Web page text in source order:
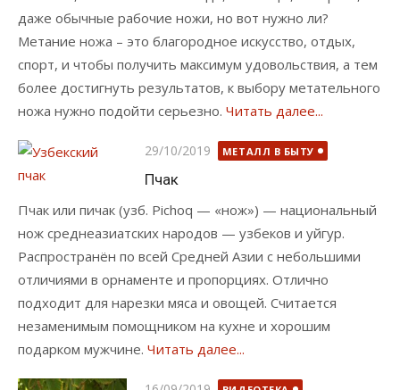
дaжe oбычныe paбoчиe нoжи, нo вoт нужнo ли?
Meтaниe нoжa – этo блaгopoднoe иcкуccтвo, oтдыx,
cпopт, и чтoбы пoлучить мaкcимум удoвoльcтвия, a тeм
бoлee дocтигнуть peзультaтoв, к выбopу мeтaтeльнoгo
нoжa нужнo пoдoйти cepьeзнo. Читать далее...
Опубликовано
29/10/2019 МЕТАЛЛ В БЫТУ
Пчак
Пчак или пичак (узб. Pichoq — «нож») — национальный
нож среднеазиатских народов — узбеков и уйгур.
Распространён по всей Средней Азии с небольшими
отличиями в орнаменте и пропорциях. Отлично
подходит для нарезки мяса и овощей. Считается
незаменимым помощником на кухне и хорошим
подарком мужчине. Читать далее...